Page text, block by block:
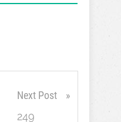
Next Post
249